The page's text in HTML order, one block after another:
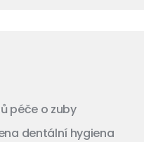
péče o zuby
dentální hygiena